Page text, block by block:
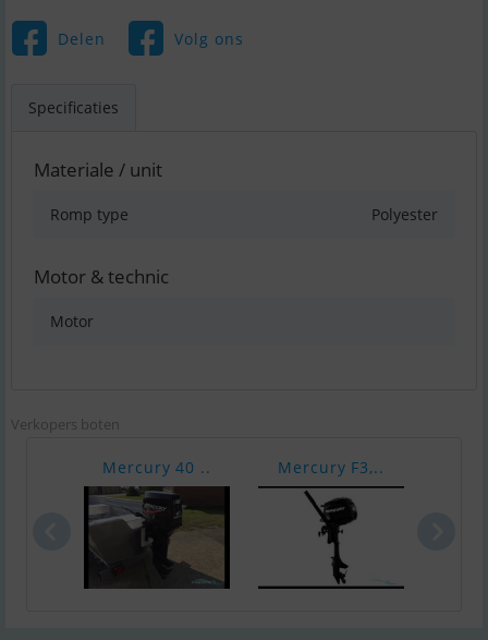
Delen Volg ons
Specificaties
Materiale / unit
Romp type Polyester
Motor & technic
Motor
Verkopers boten
Mercury 40 .. Mercury F3,..